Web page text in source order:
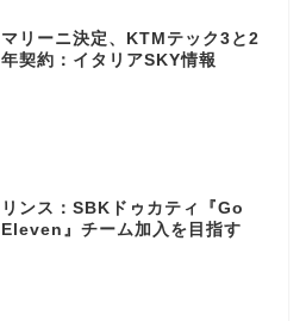
マリーニ決定、KTMテック3と2
年契約：イタリアSKY情報
リンス：SBKドゥカティ『Go
Eleven』チーム加入を目指す